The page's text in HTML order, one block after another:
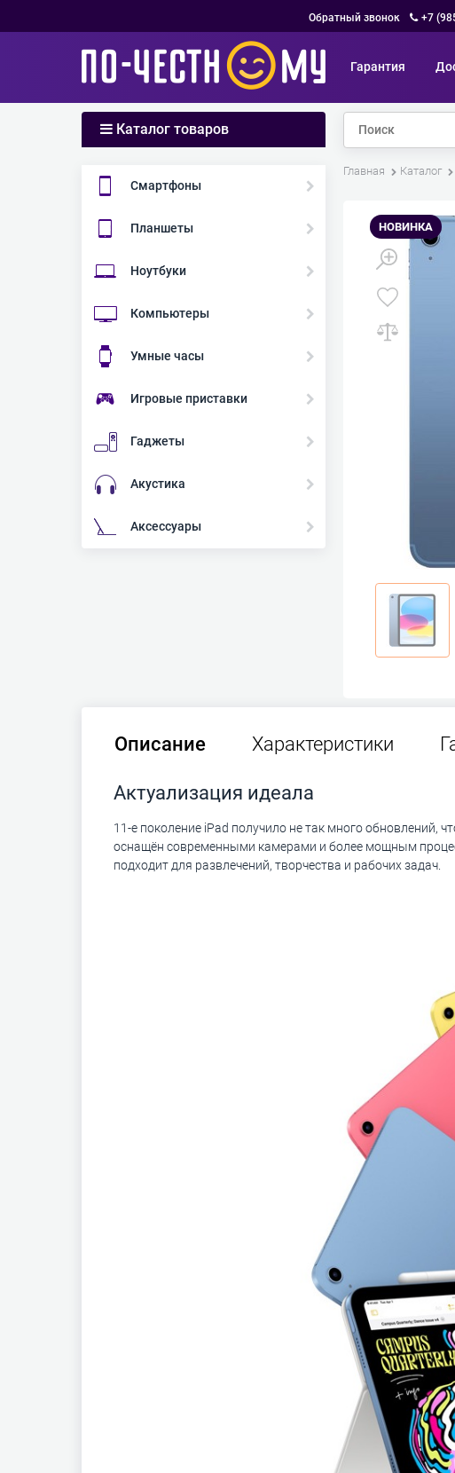
Обратный звонок +7
Гарантия
Каталог товаров
Смартфоны
Планшеты
Ноутбуки
Компьютеры
Умные часы
Игровые приставки
Гаджеты
Акустика
Аксессуары
Главная Каталог
НОВИНКА
Описание Характеристики
Актуализация идеала
11-е поколение iPad получило не так много обновлений,
оснащён современными камерами и более мощным
подходит для развлечений, творчества и рабочих задач.